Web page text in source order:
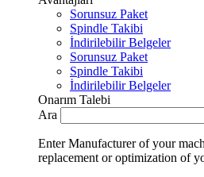
Sorunsuz Paket
Spindle Takibi
İndirilebilir Belgeler
Sorunsuz Paket
Spindle Takibi
İndirilebilir Belgeler
Onarım Talebi
Ara
Enter Manufacturer of your
replacement or optimization of